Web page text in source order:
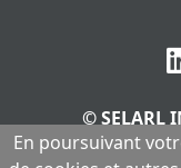
© SELARL
SERLARL
En poursuivant